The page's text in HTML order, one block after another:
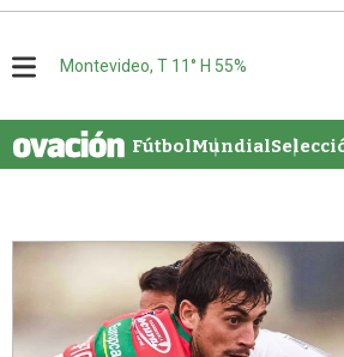
M
u
Montevideo, T 11° H 55%
FútbolMundial